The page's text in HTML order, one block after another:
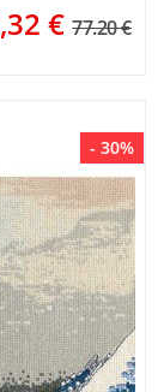
€ 77.20 €
- 30%